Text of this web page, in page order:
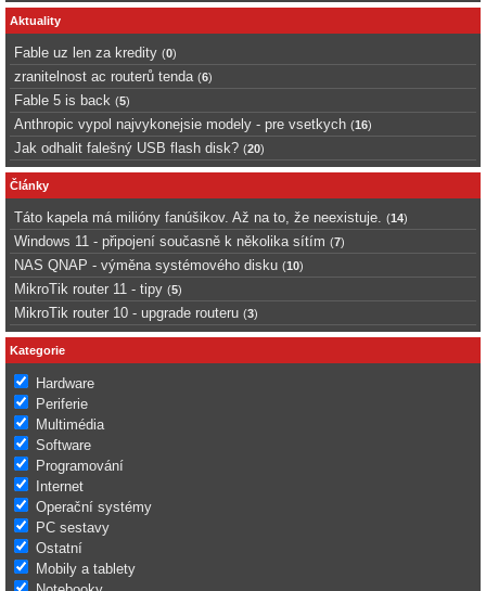
Aktuality
Fable uz len za kredity (0)
zranitelnost ac routerů tenda (6)
Fable 5 is back (5)
Anthropic vypol najvykonejsie modely - pre vsetkych (16)
Jak odhalit falešný USB flash disk? (20)
Články
Táto kapela má milióny fanúšikov. Až na to, že neexistuje. (14)
Windows 11 - připojení současně k několika sítím (7)
NAS QNAP - výměna systémového disku (10)
MikroTik router 11 - tipy (5)
MikroTik router 10 - upgrade routeru (3)
Kategorie
Hardware
Periferie
Multimédia
Software
Programování
Internet
Operační systémy
PC sestavy
Ostatní
Mobily a tablety